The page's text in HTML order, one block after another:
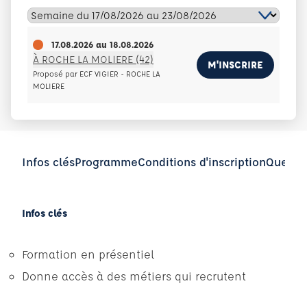
17.08.2026 au 18.08.2026
À ROCHE LA MOLIERE (42)
Proposé par ECF VIGIER - ROCHE LA
MOLIERE
M'INSCRIRE
Infos clésProgrammeConditions d'inscription
Infos clés
Formation en présentiel
Donne accès à des métiers qui recrutent